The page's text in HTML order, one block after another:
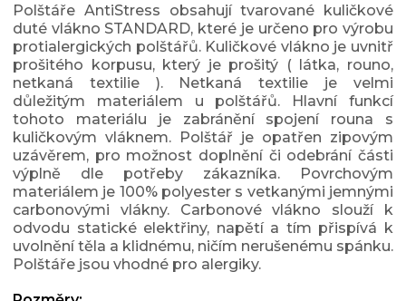
Polštáře AntiStress obsahují tvarované kuličkové
duté vlákno STANDARD, které je určeno pro výrobu
protialergických polštářů. Kuličkové vlákno je uvnitř
prošitého korpusu, který je prošitý ( látka, rouno,
netkaná textilie ). Netkaná textilie je velmi
důležitým materiálem u polštářů. Hlavní funkcí
tohoto materiálu je zabránění spojení rouna s
kuličkovým vláknem. Polštář je opatřen zipovým
uzávěrem, pro možnost doplnění či odebrání části
výplně dle potřeby zákazníka. Povrchovým
materiálem je 100% polyester s vetkanými jemnými
carbonovými vlákny. Carbonové vlákno slouží k
odvodu statické elektřiny, napětí a tím přispívá k
uvolnění těla a klidnému, ničím nerušenému spánku.
Polštáře jsou vhodné pro alergiky.